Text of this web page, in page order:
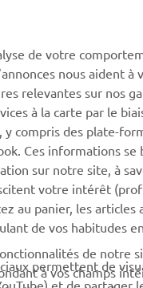
de votre
nous aident à
relevantes sur nos
à la carte par le
compris des plate-
Ces informations se
sur notre site, à
votre intérêt
au panier, les articles
de vos habitudes
permettent de
et de partager
de notre
à vos champs